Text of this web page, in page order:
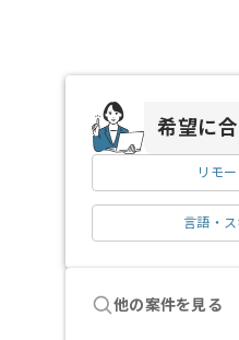
希望に
リモー
言語・ス
他の案件を見る